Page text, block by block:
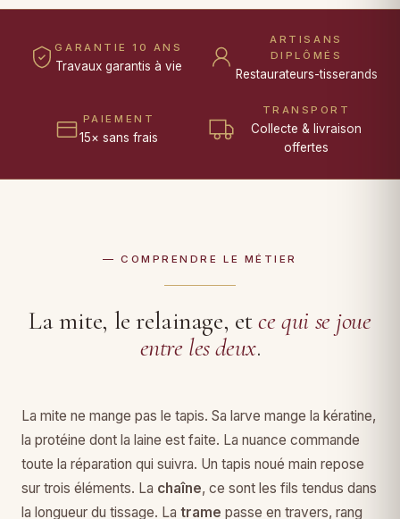
GARANTIE 10 ANS
Travaux garantis à vie
ARTISANS
DIPLÔMÉS
Restaurateurs-tisserands
PAIEMENT
15× sans frais
TRANSPORT
Collecte & livraison
offertes
— COMPRENDRE LE MÉTIER
La mite, le relainage, etce qui se joue
entre les deux.
La mite ne mange pas le tapis. Sa larve mange la kératine,
la protéine dont la laine est faite. La nuance commande
toute la réparation qui suivra. Un tapis noué main repose
sur trois éléments. La chaîne, ce sont les fils tendus dans
la longueur du tissage. La trame passe en travers, rang